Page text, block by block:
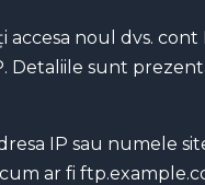
noul dvs. cont
Detaliile sunt
IP sau numele
ar fi